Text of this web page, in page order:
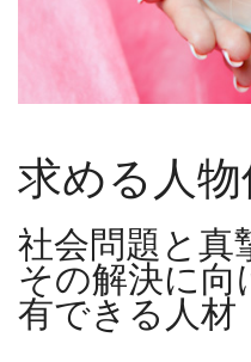
求める人物
社会問題と真
その解決に向
有できる人材